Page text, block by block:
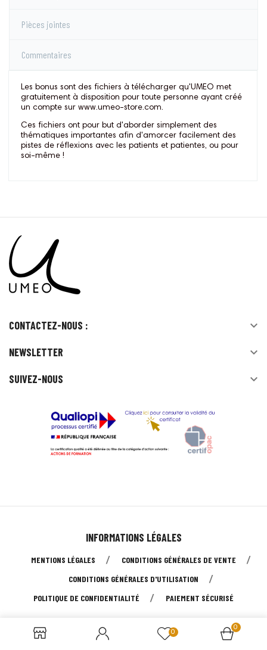
0
0
Pièces jointes
Commentaires
Les bonus sont des fichiers à télécharger qu'UMEO met
gratuitement à disposition pour toute personne ayant créé
un compte sur www.umeo-store.com.
Ces fichiers ont pour but d'aborder simplement des
thématiques importantes afin d'amorcer facilement des
pistes de réflexions avec les patients et patientes, ou pour
soi-même !
CONTACTEZ-NOUS : 
NEWSLETTER 
SUIVEZ-NOUS 
INFORMATIONS LÉGALES
MENTIONS LÉGALES
CONDITIONS GÉNÉRALES DE VENTE
CONDITIONS GÉNÉRALES D'UTILISATION
POLITIQUE DE CONFIDENTIALITÉ
PAIEMENT SÉCURISÉ
© 2026 - Tous droits réservés à UMEO SAS